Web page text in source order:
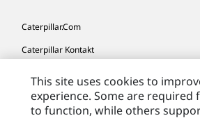
Caterpillar.com
Caterpillar Kontakt
Moje Preferencje Marketingowe
This site uses cookies to
experience. Some are required
to function, while others